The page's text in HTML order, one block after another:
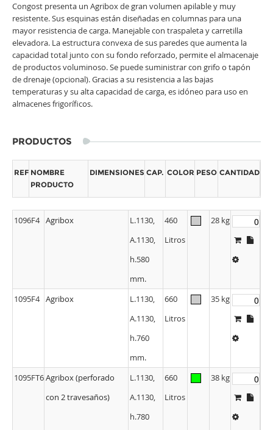
Congost presenta un Agribox de gran volumen apilable y muy
resistente. Sus esquinas están diseñadas en columnas para una
mayor resistencia de carga. Manejable con traspaleta y carretilla
elevadora. La estructura convexa de sus paredes que aumenta la
capacidad total junto con su fondo reforzado, permite el almacenaje
de productos voluminoso. Se puede suministrar con grifo o tapón
de drenaje (opcional). Gracias a su resistencia a las bajas
temperaturas y su alta capacidad de carga, es idóneo para uso en
almacenes frigoríficos.
PRODUCTOS
REF NOMBRE
PRODUCTO
DIMENSIONES CAP. COLOR PESO CANTIDAD
1096F4 Agribox
L.1130,
A.1130,
h.580
mm.
460
Litros
28 kg
1095F4 Agribox
L.1130,
A.1130,
h.760
mm.
660
Litros
35 kg
1095FT6Agribox (perforado
con 2 travesaños)
L.1130,
A.1130,
h.780
660
Litros
38 kg